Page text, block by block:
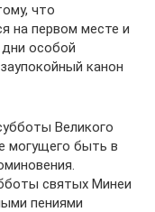
что
на первом месте и
дни особой
канон
Великого
могущего быть в
святых Минеи
пениями